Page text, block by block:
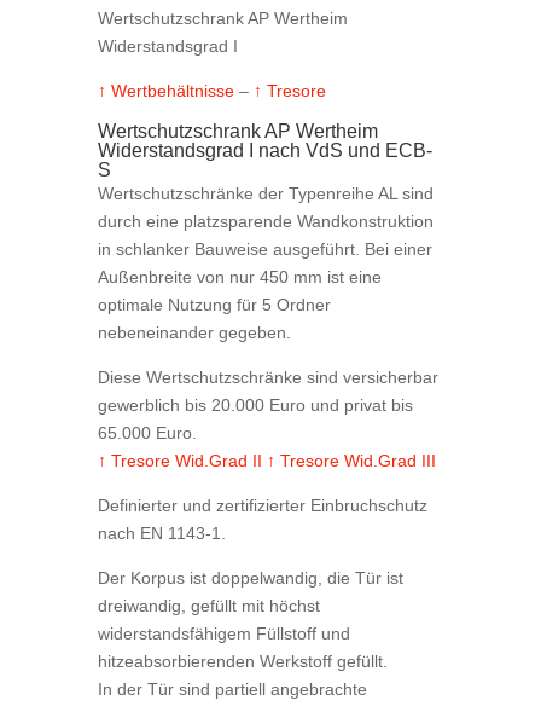
Wertschutzschrank AP Wertheim
Widerstandsgrad I
↑ Wertbehältnisse– ↑ Tresore
Wertschutzschrank AP Wertheim
Widerstandsgrad I nach VdS und ECB-
S
Wertschutzschränke der Typenreihe AL sind
durch eine platzsparende Wandkonstruktion
in schlanker Bauweise ausgeführt. Bei einer
Außenbreite von nur 450 mm ist eine
optimale Nutzung für 5 Ordner
nebeneinander gegeben.
Diese Wertschutzschränke sind versicherbar
gewerblich bis 20.000 Euro und privat bis
65.000 Euro.
↑ Tresore Wid.Grad II ↑ Tresore Wid.Grad III
Definierter und zertifizierter Einbruchschutz
nach EN 1143-1.
Der Korpus ist doppelwandig, die Tür ist
dreiwandig, gefüllt mit höchst
widerstandsfähigem Füllstoff und
hitzeabsorbierenden Werkstoff gefüllt.
In der Tür sind partiell angebrachte